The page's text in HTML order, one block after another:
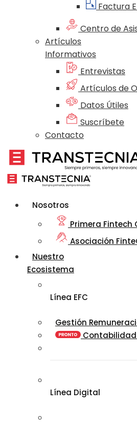
Factura
Centro de
Artículos
Informativos
Entrevistas
Artículos de
Datos Útiles
Suscríbete
Contacto
Nosotros
Primera Fintech
Asociación
Nuestro
Ecosistema
Línea EFC
Gestión
Contabilidad
Línea Digital